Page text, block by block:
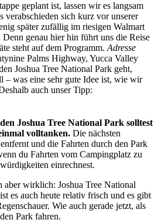
geplant ist, lassen wir es langsam
verabschieden sich kurz vor unserer
später zufällig im riesigen Walmart
genau hier hin führt uns die Reise
steht auf dem Programm.Adresse
Palms Highway, Yucca Valley
Joshua Tree National Park geht,
– was eine sehr gute Idee ist, wie wir
auch unser Tipp:
Joshua Tree National Park solltest
volltanken. Die nächsten
und die Fahrten durch den Park
du Fahrten vom Campingplatz zu
einrechnest.
aber wirklich: Joshua Tree National
es auch heute relativ frisch und es gibt
Wie auch gerade jetzt, als
Park fahren.